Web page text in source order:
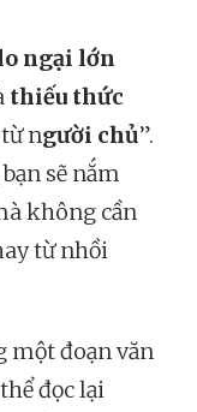
ngại lớn
thiếu thức
từ người chủ”.
sẽ nắm
không cần
từ nhồi
một đoạn văn
đọc lại